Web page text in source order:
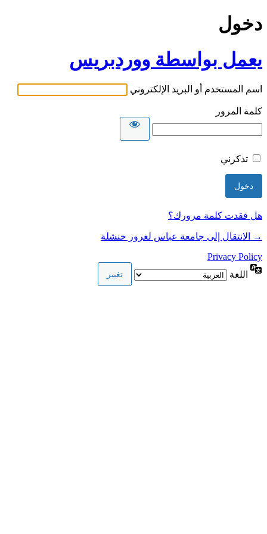
دخول
يعمل بواسطة ووردبريس
اسم المستخدم أو البريد الإلكتروني
كلمة المرور
تذكرني
هل فقدت كلمة مرورك؟
→ الانتقال إلى جامعة عباس لغرور خنشلة
Privacy Policy
اللغة